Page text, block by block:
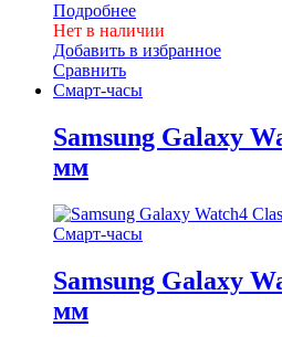
Подробнее
Нет в наличии
Добавить в избранное
Сравнить
Смарт-часы
Samsung Galaxy
мм
Смарт-часы
Samsung Galaxy
мм